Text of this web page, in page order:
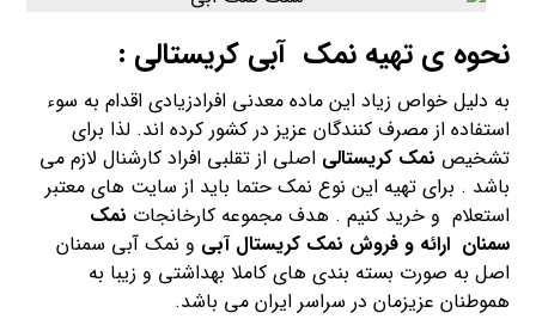
نحوه ی تهیه نمک آبی کریستالی :
به دلیل خواص زیاد این ماده معدنی افرادزیادی اقدام به سوء
استفاده از مصرف کنندگان عزیز در کشور کرده اند. لذا برای
تشخیص نمک کریستالی اصلی از تقلبی افراد کارشنال لازم می
باشد . برای تهیه این نوع نمک حتما باید از سایت های معتبر
استعلام و خرید کنیم . هدف مجموعه کارخانجات نمک
سمنان ارائه و فروش نمک کریستال آبی و نمک آبی سمنان
اصل به صورت بسته بندی های کاملا بهداشتی و زیبا به
هموطنان عزیزمان در سراسر ایران می باشد.